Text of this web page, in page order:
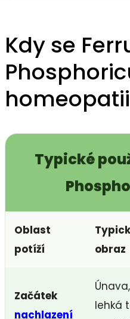
Kdy se
Typické
Oblast
potíží
obraz
Začátek
nachlazení
Únava,
lehká